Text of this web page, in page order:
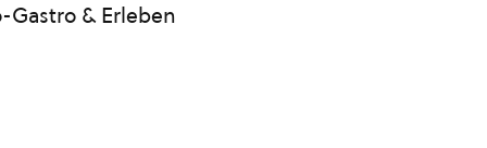
Gastro & Erleben